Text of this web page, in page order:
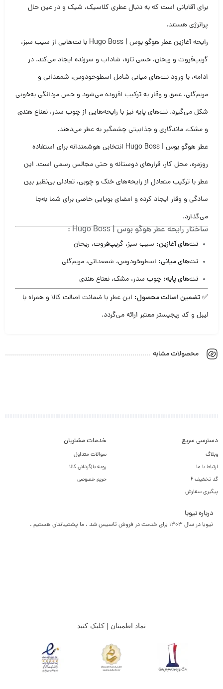
برای آقایانی است که به دنبال عطری کلاسیک، شیک و در عین حال
پرانرژی هستند.
رایحه آغازین عطر هوگو بوس | Hugo Boss با نت‌هایی از سیب سبز،
گریپ‌فروت و ریحان، حسی تازه، شاداب و سرزنده ایجاد می‌کند. در
ادامه، با ورود نت‌های میانی شامل اسطوخودوس، شمعدانی و
مریم‌گلی، عمق و وقار به ترکیب افزوده می‌شود و حس مردانگی به‌خوبی
شکل می‌گیرد. نت‌های پایه نیز با رایحه‌هایی از چوب سدر، نعناع هندی
و مشک، ماندگاری و جذابیتی چشمگیر به عطر می‌دهند.
عطر هوگو بوس | Hugo Boss انتخابی هوشمندانه برای استفاده
روزمره، محل کار، قرارهای دوستانه و حتی مجالس رسمی است. این
عطر با ترکیب متعادل از رایحه‌های خنک و چوبی، تعادلی بی‌نظیر بین
سادگی و وقار ایجاد کرده و امضای بویایی خاصی برای شما به‌جا
می‌گذارد.
ساختار رایحه عطر هوگو بوس | Hugo Boss :
نت‌های آغازین: سیب سبز، گریپ‌فروت، ریحان
نت‌های میانی: اسطوخودوس، شمعدانی، مریم‌گلی
نت‌های پایه: چوب سدر، مشک، نعناع هندی
✅تضمین اصالت محصول: این عطر با ضمانت اصالت کالا و همراه با
لیبل و کد ریجیستر معتبر ارائه می‌گردد.
محصولات مشابه
دسترسی سریع
وبلاگ
ارتباط با ما
گد تخفیف 2
پیگیری سفارش
خدمات مشتریان
سوالات متداول
رویه بازگردانی کالا
حریم خصوصی
درباره نیوبا
نیوبا در سال 1403 برای خدمت در فروش تاسیس شد ، ما پشتیبانتان هستیم .
نماد اطمینان | کلیک کنید